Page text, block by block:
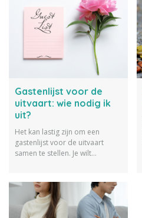
Gastenlijst voor de
uitvaart: wie nodig ik
uit?
Het kan lastig zijn om een
gastenlijst voor de uitvaart
samen te stellen. Je wilt
geven tips.